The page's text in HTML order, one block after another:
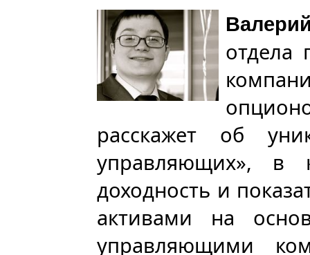
отдела
расскажет об
управляющих», в
доходность и
активами на
управляющими